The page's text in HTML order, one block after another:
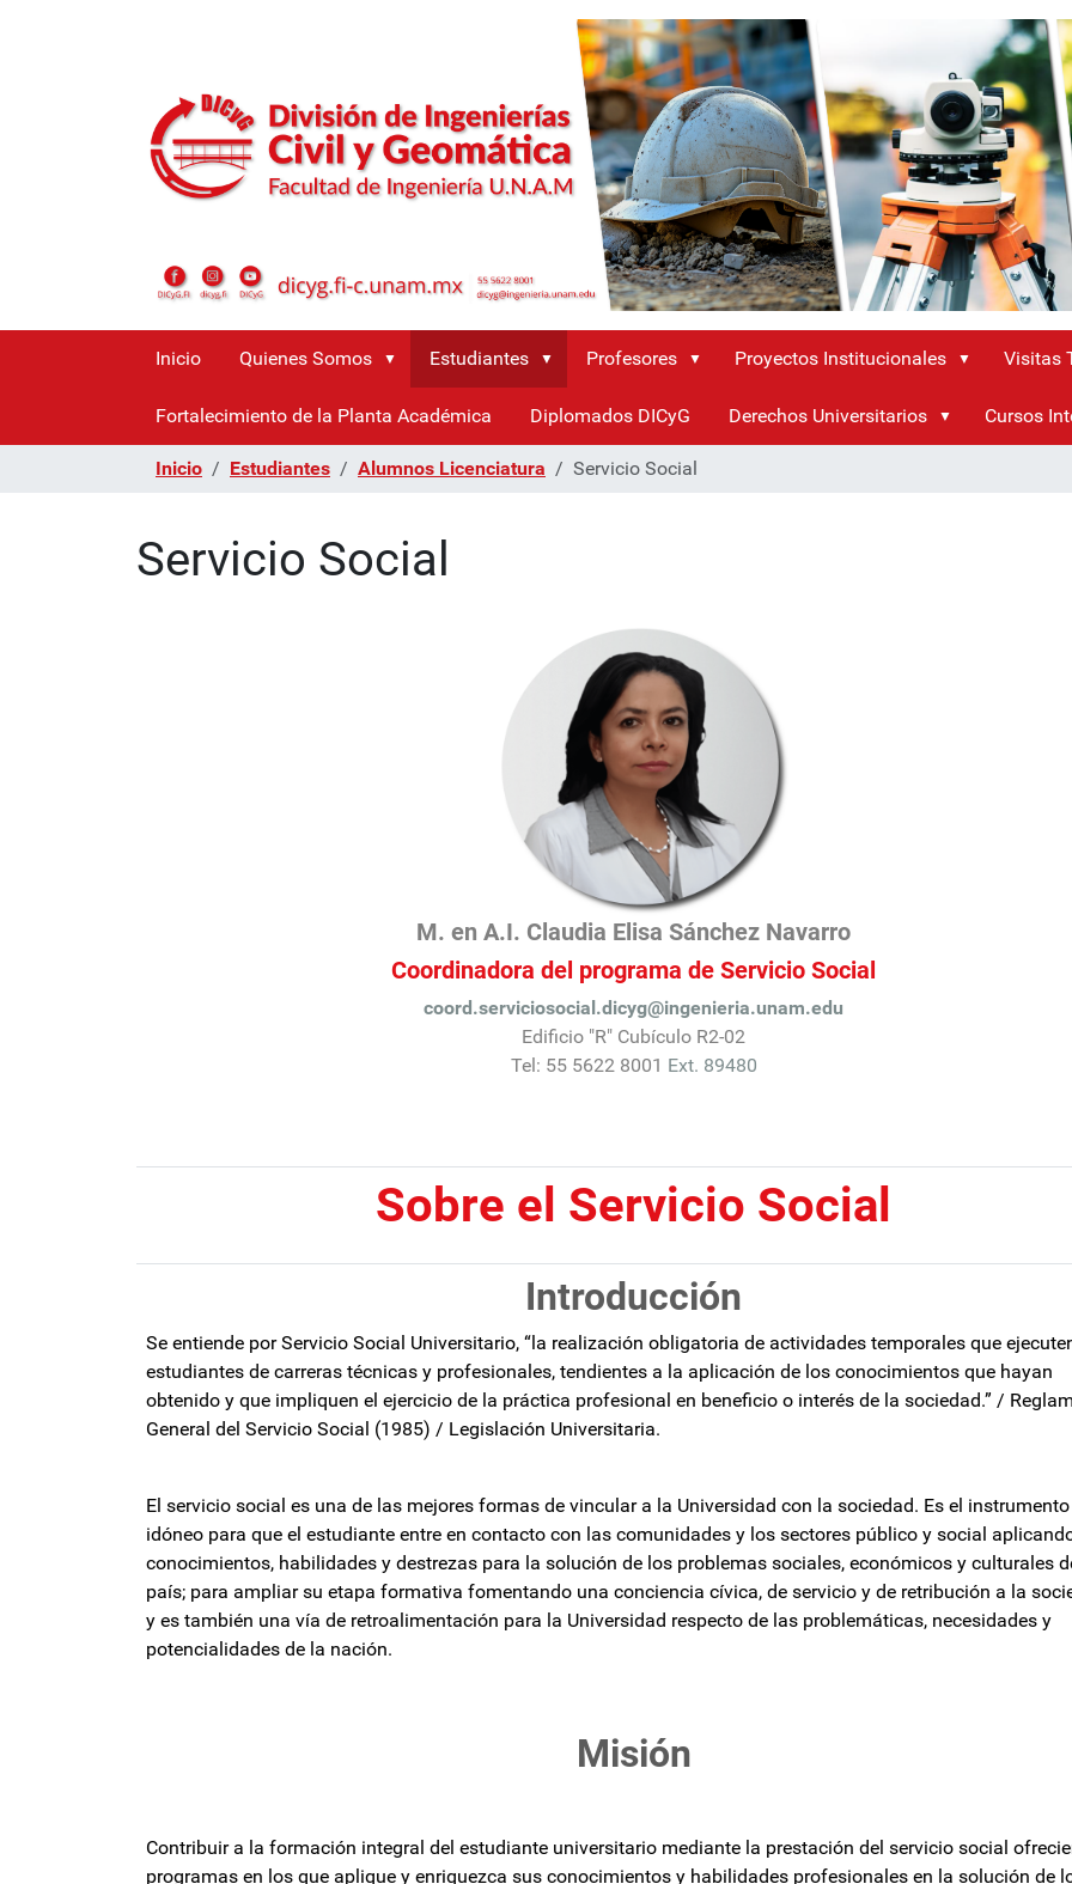
Inicio Quienes Somos Estudiantes Profesores Proyectos Institucionales Visitas
Fortalecimiento de la Planta Académica Diplomados DICyG Derechos Universitarios Cursos
Inicio Estudiantes Alumnos Licenciatura Servicio Social
Servicio Social
M. en A.I. Claudia Elisa Sánchez Navarro
Coordinadora del programa de Servicio Social
coord.serviciosocial.dicyg@ingenieria.unam.edu
Edificio "R" Cubículo R2-02
Tel: 55 5622 8001 Ext. 89480
Sobre el Servicio Social
Introducción
Se entiende por Servicio Social Universitario, “la realización obligatoria de actividades temporales que
estudiantes de carreras técnicas y profesionales, tendientes a la aplicación de los conocimientos que hayan
obtenido y que impliquen el ejercicio de la práctica profesional en beneficio o interés de la sociedad.” /
General del Servicio Social (1985) / Legislación Universitaria.
El servicio social es una de las mejores formas de vincular a la Universidad con la sociedad. Es el instrumento
idóneo para que el estudiante entre en contacto con las comunidades y los sectores público y social
conocimientos, habilidades y destrezas para la solución de los problemas sociales, económicos y culturales
país; para ampliar su etapa formativa fomentando una conciencia cívica, de servicio y de retribución a la
y es también una vía de retroalimentación para la Universidad respecto de las problemáticas, necesidades y
potencialidades de la nación.
Misión
Contribuir a la formación integral del estudiante universitario mediante la prestación del servicio social
programas en los que aplique y enriquezca sus conocimientos y habilidades profesionales en la solución de